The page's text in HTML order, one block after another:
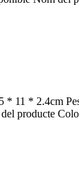
* 11 * 2.4cm
producte